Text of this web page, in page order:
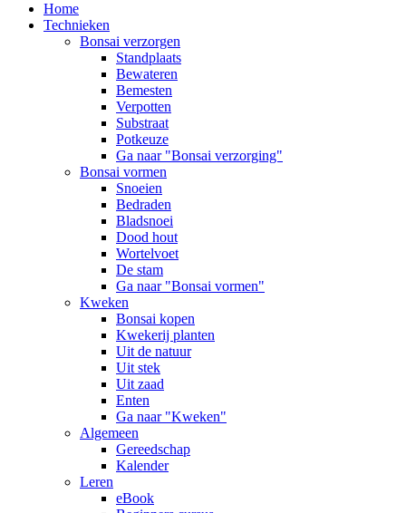
Home
Technieken
Bonsai verzorgen
Standplaats
Bewateren
Bemesten
Verpotten
Substraat
Potkeuze
Ga naar "Bonsai verzorging"
Bonsai vormen
Snoeien
Bedraden
Bladsnoei
Dood hout
Wortelvoet
De stam
Ga naar "Bonsai vormen"
Kweken
Bonsai kopen
Kwekerij planten
Uit de natuur
Uit stek
Uit zaad
Enten
Ga naar "Kweken"
Algemeen
Gereedschap
Kalender
Leren
eBook